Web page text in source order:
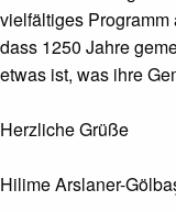
vielfältiges
dass 1250 Jahre
etwas ist, was ihre
Herzliche Grüße
Hilime Arslaner-